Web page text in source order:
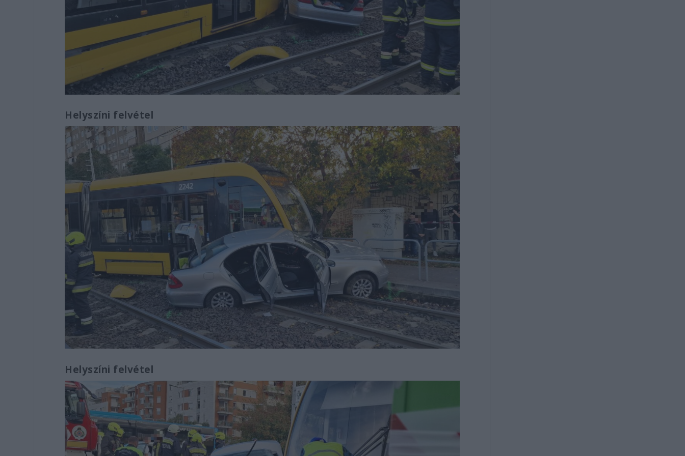
Helyszíni felvétel
Helyszíni felvétel